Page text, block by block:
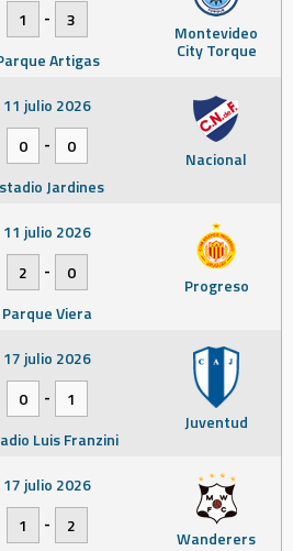
Montevideo
City Torque
1
-
3
Artigas
Nacional
11 julio 2026
0
-
0
Jardines
Progreso
11 julio 2026
2
-
0
Parque Viera
Juventud
17 julio 2026
0
-
1
Luis Franzini
Wanderers
17 julio 2026
1
-
2